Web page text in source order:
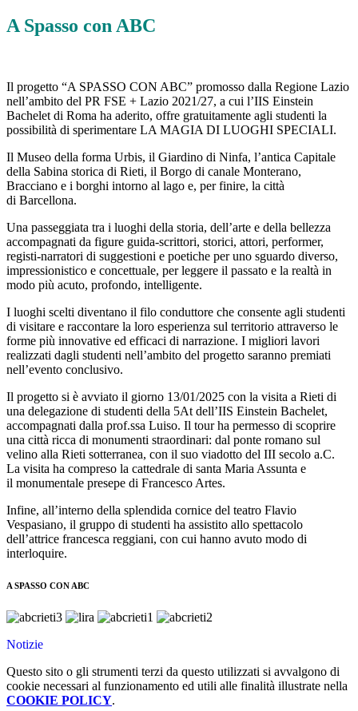
A Spasso con ABC
Il progetto “A SPASSO CON ABC” promosso dalla Regione Lazio
nell’ambito del PR FSE + Lazio 2021/27, a cui l’IIS Einstein
Bachelet di Roma ha aderito, offre gratuitamente agli studenti la
possibilità di sperimentare LA MAGIA DI LUOGHI SPECIALI.
Il Museo della forma Urbis, il Giardino di Ninfa, l’antica Capitale
della Sabina storica di Rieti, il Borgo di canale Monterano,
Bracciano e i borghi intorno al lago e, per finire, la città
di Barcellona.
Una passeggiata tra i luoghi della storia, dell’arte e della bellezza
accompagnati da figure guida-scrittori, storici, attori, performer,
registi-narratori di suggestioni e poetiche per uno sguardo diverso,
impressionistico e concettuale, per leggere il passato e la realtà in
modo più acuto, profondo, intelligente.
I luoghi scelti diventano il filo conduttore che consente agli studenti
di visitare e raccontare la loro esperienza sul territorio attraverso le
forme più innovative ed efficaci di narrazione. I migliori lavori
realizzati dagli studenti nell’ambito del progetto saranno premiati
nell’evento conclusivo.
Il progetto si è avviato il giorno 13/01/2025 con la visita a Rieti di
una delegazione di studenti della 5At dell’IIS Einstein Bachelet,
accompagnati dalla prof.ssa Luiso. Il tour ha permesso di scoprire
una città ricca di monumenti straordinari: dal ponte romano sul
velino alla Rieti sotterranea, con il suo viadotto del III secolo a.C.
La visita ha compreso la cattedrale di santa Maria Assunta e
il monumentale presepe di Francesco Artes.
Infine, all’interno della splendida cornice del teatro Flavio
Vespasiano, il gruppo di studenti ha assistito allo spettacolo
dell’attrice francesca reggiani, con cui hanno avuto modo di
interloquire.
A SPASSO CON ABC
Notizie
Questo sito o gli strumenti terzi da questo utilizzati si avvalgono di
cookie necessari al funzionamento ed utili alle finalità illustrate nella
COOKIE POLICY.